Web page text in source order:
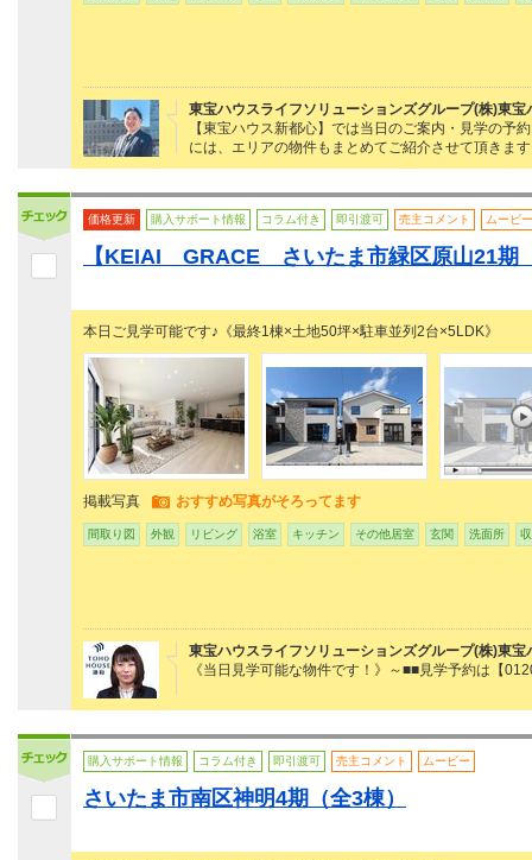
東宝ハウスライフソリューションズグループ(株)東宝
【東宝ハウス新都心】では当日のご案内・見学の
には、エリアの物件もまとめてご紹介させて頂きま
価格更新 購入サポート情報 コラム付き 即引渡可 売主コメント ムービー
【KEIAI GRACE さいたま市緑区原山21
本日ご見学可能です♪《最終1棟×土地50坪×駐車並列2台×5LDK》
掲載写真 おすすめ写真がそろってます
間取り図 外観 リビング 浴室 キッチン その他居室 玄関 洗面所
東宝ハウスライフソリューションズグループ(株)東宝
《当日見学可能な物件です！》～■■見学予約は【
購入サポート情報 コラム付き 即引渡可 売主コメント ムービー
さいたま市南区神明4期（全3棟）